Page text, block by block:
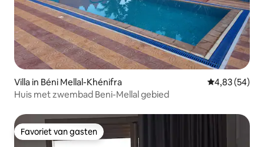
Villa in Béni Mellal-Khénifra Gemiddelde
4,83 (54)
Huis met zwembad Beni-Mellal gebied
Favoriet van gasten
Favoriet van gasten